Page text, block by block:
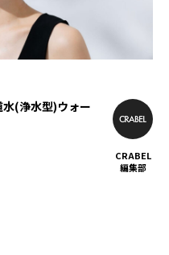
水(浄水型)ウォー
CRABEL
編集部
食事制限
高額査定